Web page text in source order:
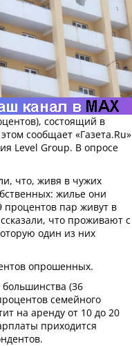
состоящий в
сообщает «Газета.Ru»
Level Group. В опросе
что, живя в чужих
жилье они
процентов пар живут в
что проживают с
один из них
опрошенных.
большинства (36
семейного
на аренду от 10 до 20
приходится